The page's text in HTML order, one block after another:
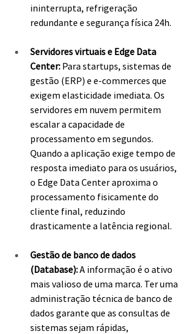
ininterrupta, refrigeração
redundante e segurança física 24h.
Servidores virtuais e Edge Data
Center: Para startups, sistemas de
gestão (ERP) e e-commerces que
exigem elasticidade imediata. Os
servidores em nuvem permitem
escalar a capacidade de
processamento em segundos.
Quando a aplicação exige tempo de
resposta imediato para os usuários,
o Edge Data Center aproxima o
processamento fisicamente do
cliente final, reduzindo
drasticamente a latência regional.
Gestão de banco de dados
(Database): A informação é o ativo
mais valioso de uma marca. Ter uma
administração técnica de banco de
dados garante que as consultas de
sistemas sejam rápidas,